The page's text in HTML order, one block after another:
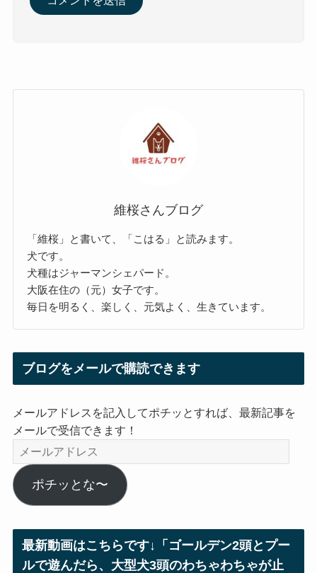
維桜さんブログ
「維桜」と書いて、「こはる」と読みます。
犬です。
犬種はジャーマンシェパード。
大阪在住の（元）女子です。
毎日を明るく、楽しく、元気よく、生きています。
ブログをメールで購読できます
メールアドレスを記入してポチッとすれば、最新記事を
メールで受信できます！
メ
ー
ル
ア
ス
ポチッとな〜
最新動画はこちらです↓「ゴールデン2頭とプー
ルで遊んだら、大型犬3頭のわちゃわちゃが止